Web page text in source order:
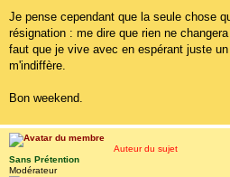
Je pense cependant que la seule chose
résignation : me dire que rien ne
faut que je vive avec en espérant juste
m'indiffère.
Bon weekend.
Auteur du sujet
Sans Prétention
Modérateur